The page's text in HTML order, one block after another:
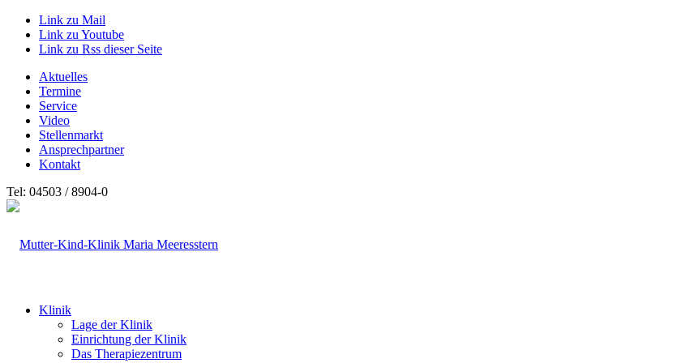
Link zu Mail
Link zu Youtube
Link zu Rss dieser Seite
Aktuelles
Termine
Service
Video
Stellenmarkt
Ansprechpartner
Kontakt
Tel: 04503 / 8904-0
Klinik
Lage der Klinik
Einrichtung der Klinik
Das Therapiezentrum